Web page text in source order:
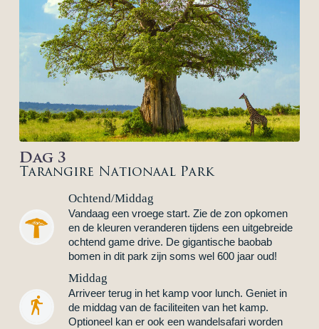
Dag 3
Tarangire Nationaal Park
Ochtend/Middag
Vandaag een vroege start. Zie de zon opkomen
en de kleuren veranderen tijdens een uitgebreide
ochtend game drive. De gigantische baobab
bomen in dit park zijn soms wel 600 jaar oud!


Middag
Arriveer terug in het kamp voor lunch. Geniet in
de middag van de faciliteiten van het kamp.
Optioneel kan er ook een wandelsafari worden